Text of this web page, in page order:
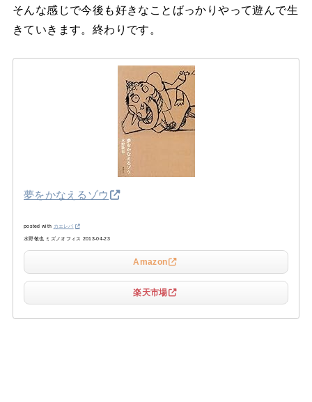
そんな感じで今後も好きなことばっかりやって遊んで生
きていきます。終わりです。
夢をかなえるゾウ
posted with カエレバ
水野敬也 ミズノオフィス 2013-04-23
Amazon
楽天市場